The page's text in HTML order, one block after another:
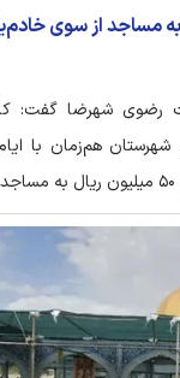
کتاب به مساجد از سوی
رضوی شهرضا گفت: